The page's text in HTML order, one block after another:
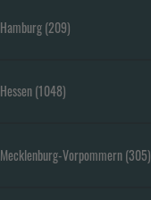
Hamburg(209)
Hessen(1048)
Mecklenburg-Vorpommern(305)